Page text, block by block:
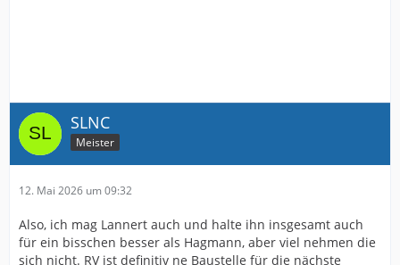
SLNC
Meister
12. Mai 2026 um 09:32
Also, ich mag Lannert auch und halte ihn insgesamt auch
für ein bisschen besser als Hagmann, aber viel nehmen die
sich nicht. RV ist definitiv ne Baustelle für die nächste